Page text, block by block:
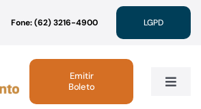
Fone: (62) 3216-4900 LGPD
Toggle
Emitir
Boleto